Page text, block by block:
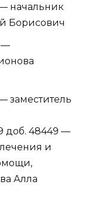
начальник
Борисович
—
заместитель
доб. 48449 —
и
Алла